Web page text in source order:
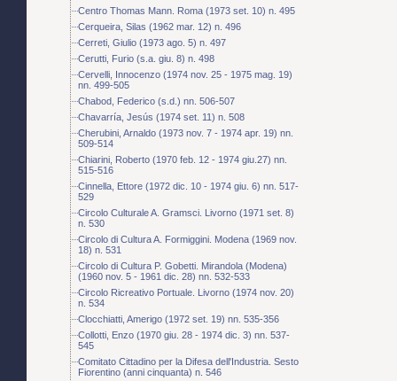
Centro Thomas Mann. Roma (1973 set. 10) n. 495
Cerqueira, Silas (1962 mar. 12) n. 496
Cerreti, Giulio (1973 ago. 5) n. 497
Cerutti, Furio (s.a. giu. 8) n. 498
Cervelli, Innocenzo (1974 nov. 25 - 1975 mag. 19)
nn. 499-505
Chabod, Federico (s.d.) nn. 506-507
Chavarría, Jesús (1974 set. 11) n. 508
Cherubini, Arnaldo (1973 nov. 7 - 1974 apr. 19) nn.
509-514
Chiarini, Roberto (1970 feb. 12 - 1974 giu.27) nn.
515-516
Cinnella, Ettore (1972 dic. 10 - 1974 giu. 6) nn. 517-
529
Circolo Culturale A. Gramsci. Livorno (1971 set. 8)
n. 530
Circolo di Cultura A. Formiggini. Modena (1969 nov.
18) n. 531
Circolo di Cultura P. Gobetti. Mirandola (Modena)
(1960 nov. 5 - 1961 dic. 28) nn. 532-533
Circolo Ricreativo Portuale. Livorno (1974 nov. 20)
n. 534
Clocchiatti, Amerigo (1972 set. 19) nn. 535-356
Collotti, Enzo (1970 giu. 28 - 1974 dic. 3) nn. 537-
545
Comitato Cittadino per la Difesa dell'Industria. Sesto
Fiorentino (anni cinquanta) n. 546